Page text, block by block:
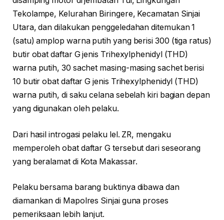
Tekolampe, Kelurahan Biringere, Kecamatan Sinjai
Utara, dan dilakukan penggeledahan ditemukan 1
(satu) amplop warna putih yang berisi 300 (tiga ratus)
butir obat daftar G jenis Trihexylphenidyl (THD)
warna putih, 30 sachet masing-masing sachet berisi
10 butir obat daftar G jenis Trihexylphenidyl (THD)
warna putih, di saku celana sebelah kiri bagian depan
yang digunakan oleh pelaku.
Dari hasil introgasi pelaku lel. ZR, mengaku
memperoleh obat daftar G tersebut dari seseorang
yang beralamat di Kota Makassar.
Pelaku bersama barang buktinya dibawa dan
diamankan di Mapolres Sinjai guna proses
pemeriksaan lebih lanjut.